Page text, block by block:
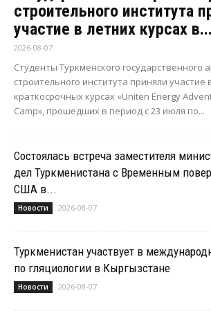
строительного института
участие в летних курсах в...
2026-08-07
Студенты Туркменского государственного
строительного института приняли участие
краткосрочных курсах «Uniten Energy
Camp», прошедших в период с 23 июля по...
Состоялась встреча заместителя
дел Туркменистана с Временным
США в...
Новости 2026-08-07
Туркменистан участвует в
по гляциологии в Кыргызстане
Новости 2026-08-07